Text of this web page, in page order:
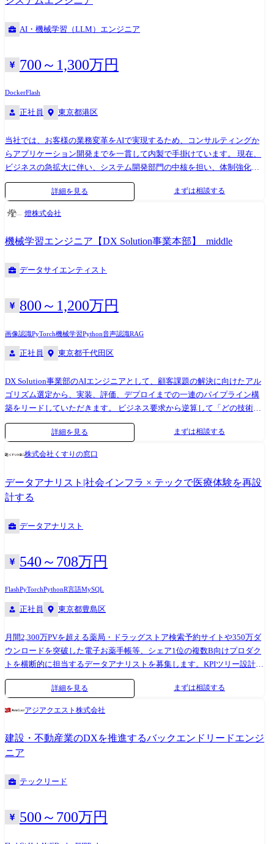
セキュリティ基準に基づく設計・開発、識別認証、アクセス制御、FW、
と自社開発アプリケーションを組み合わせたソリューション開発に従事
ェンスシステム) ディフェンスシステム事業部 情報システム第1本部
サイバーセキュリティシステム部 クラウドセキュリティ基盤グループ
の技術を集結して社会インフラ安全保障事業を推進し、さまざまな事態
ます。 ※社会ビジネスユニット紹介映像: https://youtu.be/OH2VzfM7u7U
※ディフェンスシステム事業につい
て:https://www.hitachi.co.jp/recruit/newgraduate/field-navi/defense/ ※配属
組織で働く社員インタビュー:https://www.hitachi.com/ja-jp/recruit/next-
stories/career/articles/20240613/ 情報システム第1本部は、防衛分野を中心
として、中央官庁向けに、システム提案から保守および技術開発を担っ
に係るシステムの設計・開発・維持を主に担っています。
用業務 ・Windowsサーバの維持保守業務 ・某銀行 勘定系システム 維持
保守、JP1/AJSにおけるジョブ作成などの運用業務 ・ZabbixやNagiosなど
を用いた官公庁ネットワークシステムの運用監視業務 ・AWSクラウド環
AI・機械学習（LLM）エンジニア
700～1,300万円
DockerFlash
正社員 東京都港区
当社では、お客様の業務変革をAIで実現するため、コンサルティングか
らアプリケーション開発までを一貫して内製で手掛けています。 現在、
ビジネスの急拡大に伴い、システム開発部門の中核を担い、体制強化を
推進していただける新たな仲間を募集しています。 本ポジションでは、
アプリケーション開発チームのコアメンバーとして、設計および実装を
リードしていただきます。 単なるシステム開発に留まらず、AIアルゴリ
ーションエンジニア ✕ AIスペシャリスト」として、希少性の高いスキル
セットを構築することが可能です。 ●開発実績例(社会インフラ・大規模
最適化) ・大型貨物船舶の運航計画自動立案システム(大手石油メーカ
ー、大手船舶会社向け) ・発電計画最適化システム(主要電力会社向け) ・
要予測・生産計画自動立案システム(大手メーカー向け) ・自社SaaSプラ
ットフォーム「ReNom Apps」の企画・設計・開発 ●仕事内容 ・要件定
物理設計)およびAPI・エンドポイントの設計 ・開発・品質管理:設計に基
・プロジェクトマネジメント:開発進捗の管理、技術的課題の特定と解
決、チームのデリバリー品質のコントロール ・プロダクト開発:自社プロ
ダクト(ReNom Apps)における新規機能セットの要件検討および開発
詳細を見る まずは相談する
燈株式会社
機械学習エンジニア【DX Solution事業本部】_middle
データサイエンティスト
800～1,200万円
画像認識PyTorch機械学習Python音声認識RAG
正社員 東京都千代田区
DX Solution事業部のAIエンジニアとして、顧客課題の解決に向けたアル
ゴリズム選定から、実装、評価、デプロイまでの一連のパイプライン構
築をリードしていただきます。 ビジネス要求から逆算して「どの技術を
使うべきか」を選定し、自ら手を動かして実装・検証を行うポジション
(Research & Design) 顧客の「なんとなくの悩み」を、機械学習で解ける
論文(NeurIPS, CVPR, KDD等)を調査し、ビジネス制約(推論速度、コス
ト、データ量)に合わせた最適な手法を選定します。 ●SOTAモデルの実装
と検証 (Implementation) 選定した論文の手法(Loss関数、Optimizer、独自
ースに再現・実装します。 実際の顧客データを用いて、アルゴリズムの
ド品質担保 (Engineering) 再現性担保のためのモデル学習・推論のパイプ
ラインを構築します。 Webアプリケーションと統合し、実装したアルゴ
パイプラインへの統合を主導します。 ●ステークホルダーへの技術説明
インパクトを、ビジネス職やクライアントにも伝わる言葉で翻訳し、説
明します。 【開発例】 ●画像認識による非構造化データの自動整理 数百
万枚規模の現場写真を対象とした、高精度な画像分類パイプラインの構
築・API実装 ●点群データを活用した幾何学的シミュレーション 3Dスキ
ャンデータ(点群)を用いた、巨大部材の輸送経路・干渉チェックアルゴリ
開発 ●ドメイン特化の大規模言語モデル 建設業・製造業など特定のドメ
インに特化した大規模言語モデルのファインチューニングを行い、ドメ
イン特化のモデルの学習・推論パイプラインの構築 ●ロボット行動学習
と、学習・推論パイプラインの構築 ● RAGを用いた会社独自のエージェ
解決策を提示する検索システムの開発 【技術スタック(一例)】
●AI:Python/Numpy/Pandas/Pytorch/OpenCV ●AI開発ツール:Devin/Claude
詳細を見る まずは相談する
株式会社くすりの窓口
データアナリスト|社会インフラ × テックで医療体験を再設
計する
データアナリスト
540～708万円
FlashPyTorchPythonR言語MySQL
正社員 東京都豊島区
月間2,300万PVを超える薬局・ドラッグストア検索予約サイトや350万ダ
ウンロードを突破した電子お薬手帳等、シェア1位の複数B向けプロダク
トを横断的に担当するデータアナリストを募集します。KPIツリー設計や
ログ設計、ユーザーの行動ログなどのデータ集計、分析に向けた仮説立
てからデータ検証等の分析業務と、得られた分析結果から企画立案まで
推進していただきます。 【具体的な業務内容】 Healthcare × Data の最前
線で、事業を動かす分析ドリブンな意思決定を支援 当社では、月間1,000
万人以上が利用する医療系メディア・サービス群(お薬手帳アプリ、薬局
はその事業の中心で、プロダクト改善・ユーザー体験向上・営業戦略・
ブとなる役割を担います。 ・データ分析に関する施策立案・プロジェク
ト推進 ・BI( Tableau )ツールによるデータの見える化(レポーティング・
詳細を見る まずは相談する
アジアクエスト株式会社
建設・不動産業のDXを推進するバックエンドリードエンジ
ニア
テックリード
500～700万円